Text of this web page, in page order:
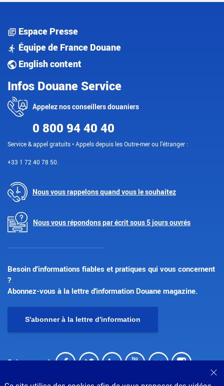
Espace Presse
Équipe de France Douane
English content
Infos Douane Service
Appelez nos conseillers douaniers
0 800 94 40 40
Service & appel gratuits • Appels depuis les Outre-mer ou l'étranger :
+33 1 72 40 78 50.
Nous vous rappelons quand vous le souhaitez
Nous vous répondons par écrit sous 5 jours ouvrés
Besoin d’informations fiables et pratiques qui vous concernent
?
Abonnez-vous à la lettre d'information Douane magazine.
S'abonner à la lettre d'information
Suivez-nous ! Facebook
Twitter
LinkedIn
Youtube
Flickr